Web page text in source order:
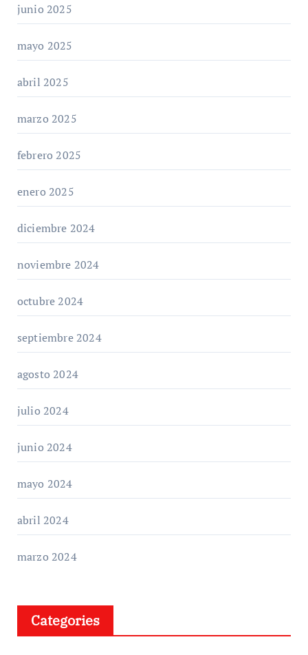
junio 2025
mayo 2025
abril 2025
marzo 2025
febrero 2025
enero 2025
diciembre 2024
noviembre 2024
octubre 2024
septiembre 2024
agosto 2024
julio 2024
junio 2024
mayo 2024
abril 2024
marzo 2024
Categories